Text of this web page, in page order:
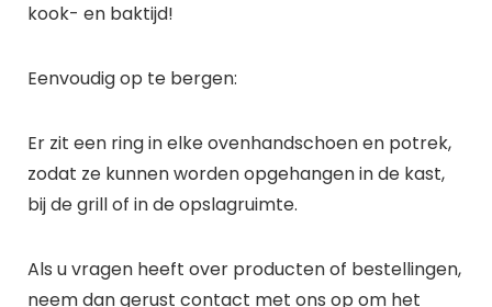
kook- en baktijd!
Eenvoudig op te bergen:
Er zit een ring in elke ovenhandschoen en potrek,
zodat ze kunnen worden opgehangen in de kast,
bij de grill of in de opslagruimte.
Als u vragen heeft over producten of bestellingen,
neem dan gerust contact met ons op om het